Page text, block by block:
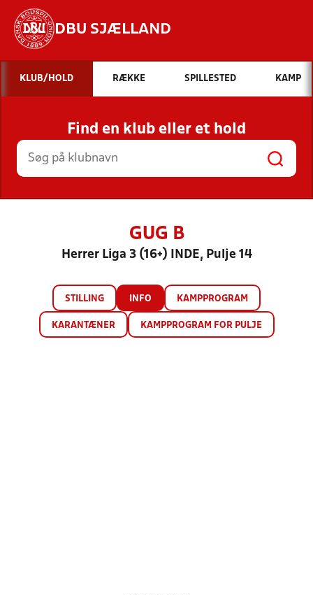
DBU SJÆLLAND
Hvad vil du søge efter?
INDHOLD OG NYHEDER
STILLINGER, RESULTATER, KLUBBER OG
HOLD
KLUB/HOLD RÆKKE SPILLESTED KAMP
Find en klub eller et hold
GUG B
Herrer Liga 3 (16+) INDE, Pulje 14
STILLING INFO KAMPPROGRAM
KARANTÆNER KAMPPROGRAM FOR PULJE